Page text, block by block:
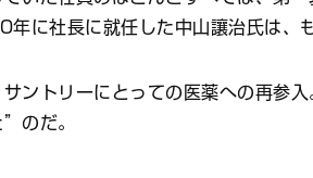
年に社長に就任した中山讓治氏は、
ントリーにとっての医薬への再参
のだ。